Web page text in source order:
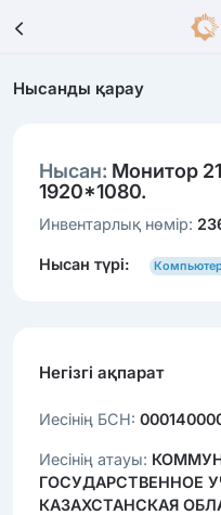
Нысанды қарау
Нысан: Монитор
1920*1080.
Инвентарлық нөмір:
Нысан түрі:
Негізгі ақпарат
Иесінің БСН:
Иесінің атауы:
ГОСУДАРСТВЕННОЕ
КАЗАХСТАНСКАЯ